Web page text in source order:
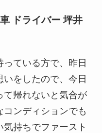
ドライバー 坪井
ている方で、昨日
をしたので、今日
帰れないと気合が
ンディションでも
持ちでファースト